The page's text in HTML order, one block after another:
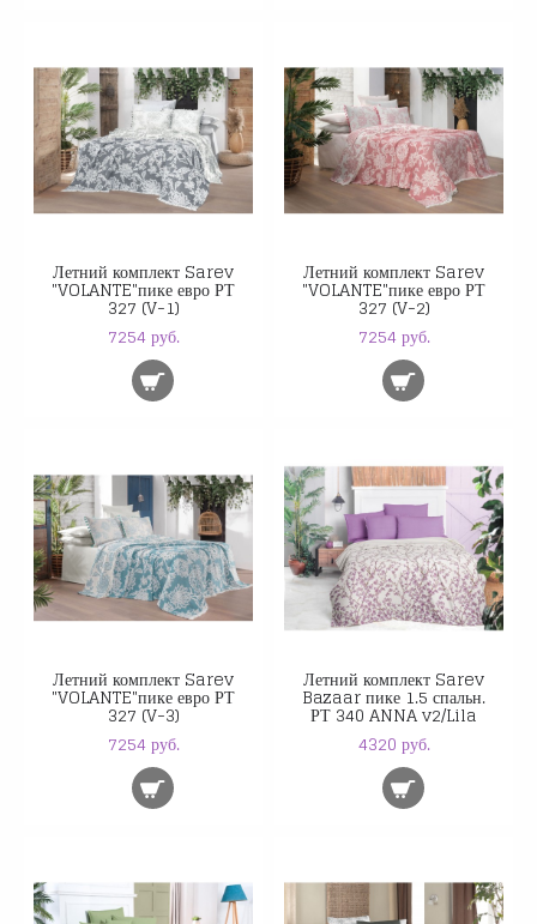
Летний комплект Sarev
"VOLANTE"пике евро РТ
327 (V-1)
7254 руб.
Летний комплект Sarev
"VOLANTE"пике евро РТ
327 (V-2)
7254 руб.
Летний комплект Sarev
"VOLANTE"пике евро РТ
327 (V-3)
7254 руб.
Летний комплект Sarev
Bazaar пике 1.5 спальн.
РТ 340 ANNA v2/Lila
4320 руб.